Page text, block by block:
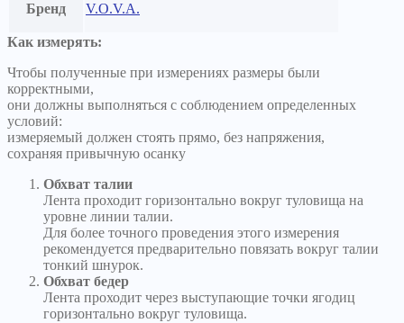
Бренд V.O.V.A.
Как измерять:
Чтобы полученные при измерениях размеры были
корректными,
они должны выполняться с соблюдением определенных
условий:
измеряемый должен стоять прямо, без напряжения,
сохраняя привычную осанку
Обхват талии
Лента проходит горизонтально вокруг туловища на
уровне линии талии.
Для более точного проведения этого измерения
рекомендуется предварительно повязать вокруг талии
тонкий шнурок.
Обхват бедер
Лента проходит через выступающие точки ягодиц
горизонтально вокруг туловища.